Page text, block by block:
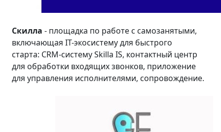
Скилла - площадка по работе с самозанятыми,
включающая IT-экосистему для быстрого
старта: CRM-систему Skilla IS, контактный центр
для обработки входящих звонков, приложение
для управления исполнителями, сопровождение.